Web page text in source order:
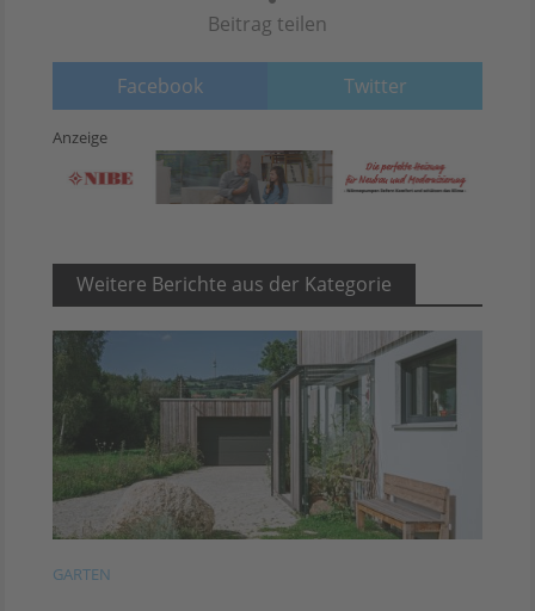
Beitrag teilen
Facebook Twitter
Anzeige
Weitere Berichte aus der Kategorie
GARTEN